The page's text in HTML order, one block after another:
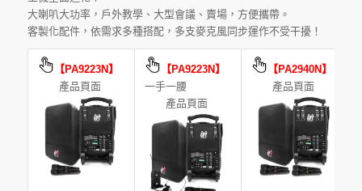
大喇叭大功率，戶外教學、大型會議、賣場，方便攜帶。
客製化配件，依需求多種搭配，多支麥克風同步運作不受干擾！
【PA9223N】
產品頁面
【PA9223N】
一手一腰
產品頁面
【PA2940N】
產品頁面